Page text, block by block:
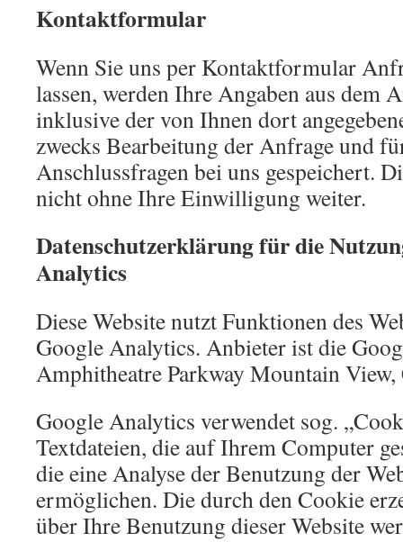
Kontaktformular
Wenn Sie uns per Kontaktformular
lassen, werden Ihre Angaben aus dem
inklusive der von Ihnen dort
zwecks Bearbeitung der Anfrage und
Anschlussfragen bei uns gespeichert.
nicht ohne Ihre Einwilligung weiter.
Datenschutzerklärung für die
Analytics
Diese Website nutzt Funktionen des
Google Analytics. Anbieter ist die
Amphitheatre Parkway Mountain
Google Analytics verwendet sog.
Textdateien, die auf Ihrem Computer
die eine Analyse der Benutzung der
ermöglichen. Die durch den Cookie
über Ihre Benutzung dieser Website